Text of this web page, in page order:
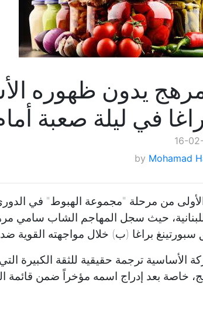
يدون ظهوره
في ليلة صعبة
16-
by Mohamad
من مرحلة "مجموعة الهبوط" في الدوري
حيث سجل المهاجم الشاب سامي
سبورتينغ براغا (ب) خلال مواجهته القوية
الأساسية ترجمة حقيقية للثقة الكبيرة
خاصة بعد إدراج اسمه مؤخراً ضمن قائمة